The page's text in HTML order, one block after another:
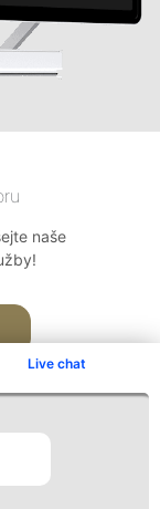
Live chat
naše